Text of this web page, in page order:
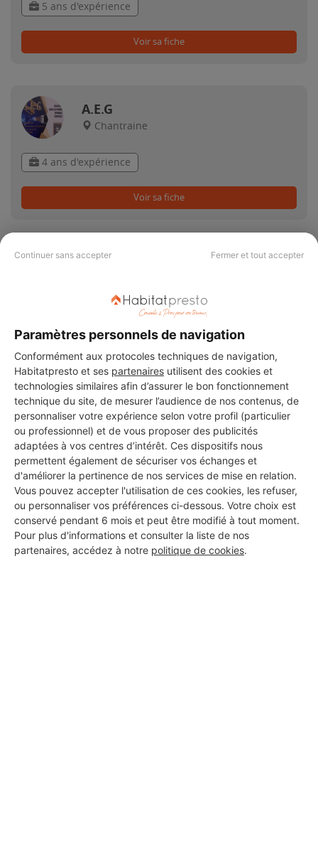
Continuer sans accepter Fermer et tout accepter
Paramètres personnels de navigation
Conformément aux protocoles techniques de navigation,
Habitatpresto et ses partenaires utilisent des cookies et
technologies similaires afin d’assurer le bon fonctionnement
technique du site, de mesurer l’audience de nos contenus, de
personnaliser votre expérience selon votre profil (particulier
ou professionnel) et de vous proposer des publicités
adaptées à vos centres d’intérêt. Ces dispositifs nous
permettent également de sécuriser vos échanges et
d'améliorer la pertinence de nos services de mise en relation.
Vous pouvez accepter l'utilisation de ces cookies, les refuser,
ou personnaliser vos préférences ci-dessous. Votre choix est
conservé pendant 6 mois et peut être modifié à tout moment.
Pour plus d'informations et consulter la liste de nos
partenaires, accédez à notre politique de cookies.
5 ans d'expérience
Voir sa fiche
A.E.G
Chantraine
4 ans d'expérience
Voir sa fiche
PAS LE TEMPS DE
CHERCHER ?
Vous souhaitez réaliser des travaux et ne savez quel professionnel
choisir ? Demandez des devis travauxauprès de notre réseau de 5 000
professionnels partout en France.
DEMANDER UN DEVIS